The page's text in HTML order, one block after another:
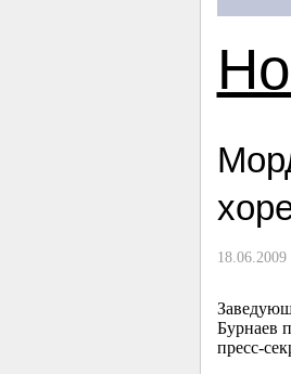
18.06.2009
Бурнаев
пресс-